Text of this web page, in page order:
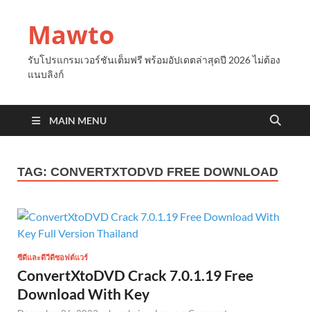
Mawto
รับโปรแกรมเวอร์ชันเต็มฟรี พร้อมอัปเดตล่าสุดปี 2026 ไม่ต้อง
แนบลิงก์
MAIN MENU
TAG: CONVERTXTODVD FREE DOWNLOAD
ซีดีและดีวีดีซอฟต์แวร์
ConvertXtoDVD Crack 7.0.1.19 Free
Download With Key